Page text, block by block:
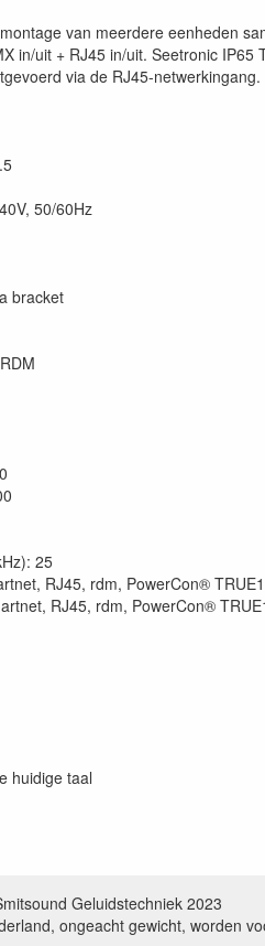
van meerdere eenheden
in/uit + RJ45 in/uit. Seetronic
via de RJ45-
50/60Hz
bracket
25
RJ45, rdm, PowerCon®
RJ45, rdm, PowerCon®
huidige taal
Geluidstechniek 2023
ongeacht gewicht, worden